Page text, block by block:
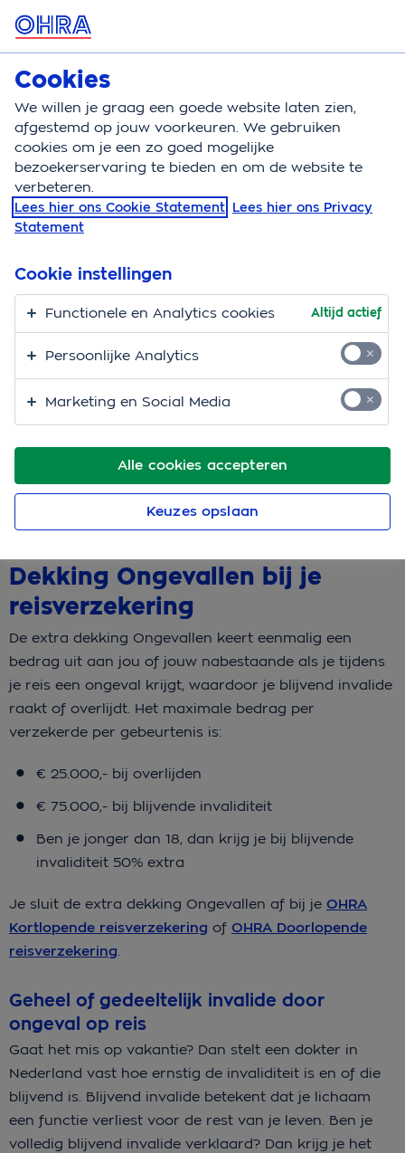
MENU
Reisverzekering
Reisverzekering Dekking Ongeval
Reisverzekering voor
ongevallen
het gebeuren dat jij of je reisgenoot een ernstig
ongeluk krijgt, waardoor je overlijdt of blijvend
invalide raakt. Als je de extra dekking Ongevallen
afsluit bij je reisverzekering krijg je in zo’n geval een
vergoeding.
Ontdek meer over de reisverzekering
Dekking Ongevallen bij je
reisverzekering
De extra dekking Ongevallen keert eenmalig een
bedrag uit aan jou of jouw nabestaande als je tijdens
je reis een ongeval krijgt, waardoor je blijvend invalide
raakt of overlijdt. Het maximale bedrag per
verzekerde per gebeurtenis is:
€ 25.000,- bij overlijden
€ 75.000,- bij blijvende invaliditeit
Ben je jonger dan 18, dan krijg je bij blijvende
invaliditeit 50% extra
Je sluit de extra dekking Ongevallen af bij je OHRA
Kortlopende reisverzekering of OHRA Doorlopende
reisverzekering.
Geheel of gedeeltelijk invalide door
ongeval op reis
Gaat het mis op vakantie? Dan stelt een dokter in
Nederland vast hoe ernstig de invaliditeit is en of die
blijvend is. Blijvend invalide betekent dat je lichaam
een functie verliest voor de rest van je leven. Ben je
volledig blijvend invalide verklaard? Dan krijg je het
Cookies
We willen je graag een goede website laten zien,
afgestemd op jouw voorkeuren. We gebruiken
cookies om je een zo goed mogelijke
bezoekerservaring te bieden en om de website te
verbeteren.
Lees hier ons Cookie Statement Lees hier ons Privacy
Statement
Alle cookies accepteren
Cookie instellingen
Functionele en Analytics cookies Altijd actief
Persoonlijke Analytics
Marketing en Social Media
Keuzes opslaan